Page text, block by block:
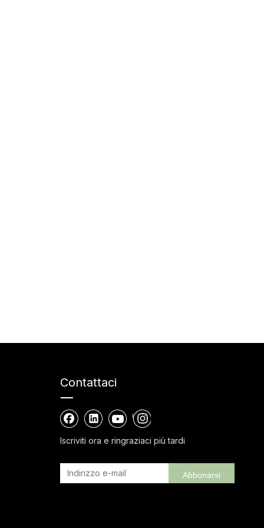
Contattaci
Iscriviti ora e ringraziaci più tardi
Abbonarsi